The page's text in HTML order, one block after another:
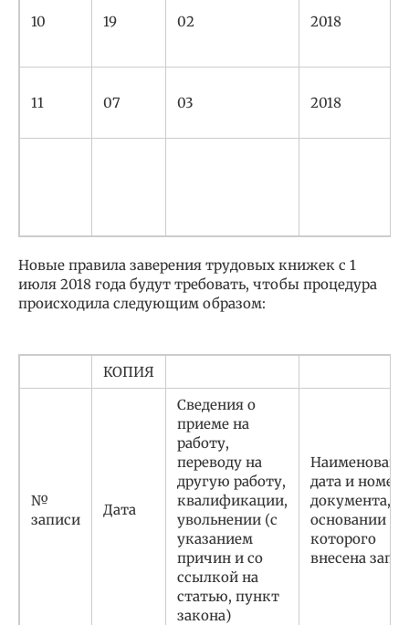
10 19 02 2018
11 07 03 2018
Новые правила заверения трудовых книжек с 1
июля 2018 года будут требовать, чтобы процедура
происходила следующим образом:
КОПИЯ
№
записи
Дата
Сведения о
приеме на
работу,
переводу на
другую работу,
квалификации,
увольнении (с
указанием
причин и со
ссылкой на
статью, пункт
закона)
дата и номер
документа,
основании
которого
внесена